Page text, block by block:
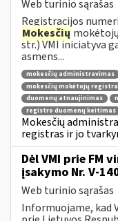
Web turinio sąrašas
Registracijos
Mokesčių
str.) VMI iniciatyva
asmens...
mokesčių administravimas
mokesčių mokėtojų
duomenų atnaujinimas
registro duomenų keitimas
Mokesčių
registras ir jo
Dėl VMI prie FM
įsakymo Nr. V-
Web turinio sąrašas
Informuojame, kad